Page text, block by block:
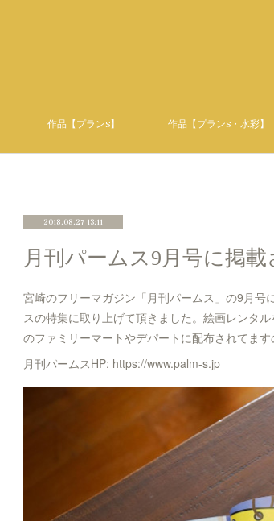
作品【プランS】 作品【プランS・水彩】
2018.08.27 13:11
月刊パームス9月号に掲
宮崎のフリーマガジン「月刊パームス」の9月
スの特集に取り上げて頂きました。絵画レンタ
のファミリーマートやデパートに配布されてま
月刊パームスHP: https://www.palm-s.jp